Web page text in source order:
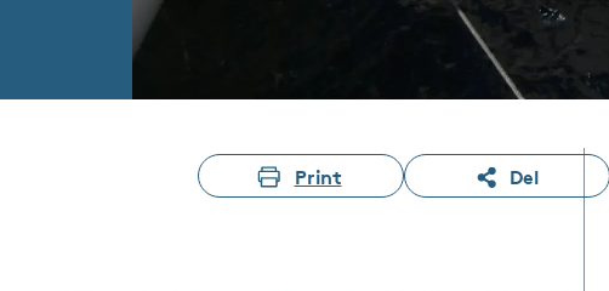
Print Del